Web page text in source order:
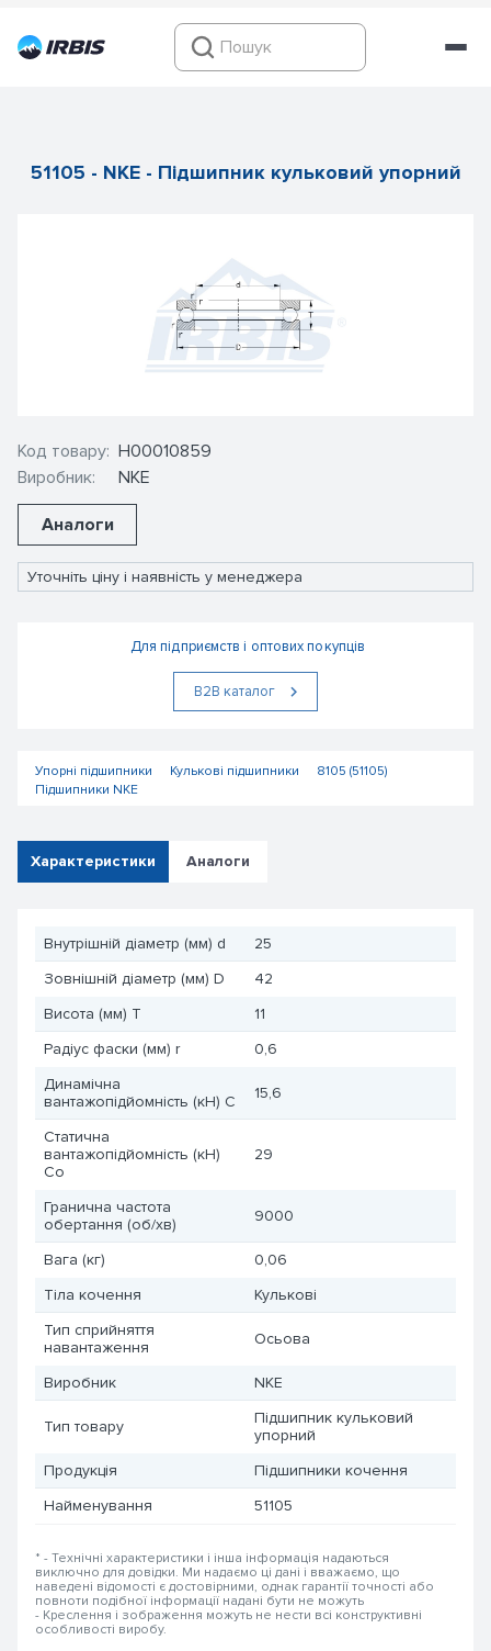
51105 - NKE - Підшипник кульковий упорний
Код товару:
Виробник:
Н00010859
NKE
Аналоги
Уточніть ціну і наявність у менеджера
Для підприємств і оптових покупців
В2В каталог
Упорні підшипники Кулькові підшипники
8105 (51105)
Підшипники NKE
Характеристики Аналоги
Внутрішній діаметр (мм) d
25
Зовнішній діаметр (мм) D
42
Висота (мм) T
11
Радіус фаски (мм) r
0,6
Динамічна
вантажопідйомність (кН) C
15,6
Статична
вантажопідйомність (кН)
Co
29
Гранична частота
обертання (об/хв)
9000
Вага (кг)
0,06
Тіла кочення
Кулькові
Тип сприйняття
навантаження
Осьова
Виробник NKE
Тип товару
Підшипник кульковий
упорний
Продукція
Підшипники кочення
Найменування
51105
* - Технічні характеристики і інша інформація надаються
виключно для довідки. Ми надаємо ці дані і вважаємо, що
наведені відомості є достовірними, однак гарантії точності або
повноти подібної інформації надані бути не можуть
- Креслення і зображення можуть не нести всі конструктивні
особливості виробу.